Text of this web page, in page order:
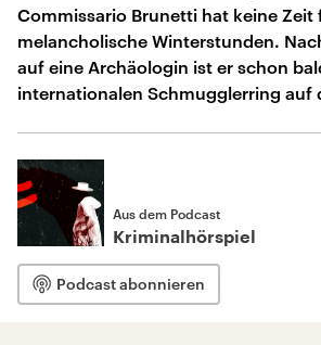
Commissario Brunetti hat keine Zeit
melancholische Winterstunden.
auf eine Archäologin ist er schon
internationalen Schmugglerring auf
Aus dem Podcast
Kriminalhörspiel
Podcast abonnieren